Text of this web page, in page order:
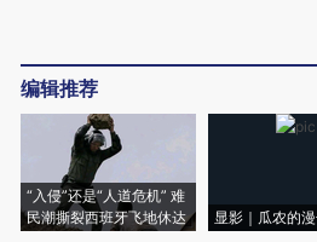
编辑推荐
“入侵”还是“人道危机” 难
民潮撕裂西班牙飞地休达
显影｜瓜农的